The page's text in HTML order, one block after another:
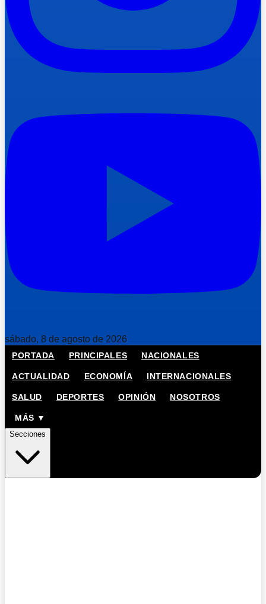
sábado, 8 de agosto de 2026
PORTADA PRINCIPALES NACIONALES
ACTUALIDAD ECONOMÍA INTERNACIONALES
SALUD DEPORTES OPINIÓN NOSOTROS
MÁS ▼
Secciones